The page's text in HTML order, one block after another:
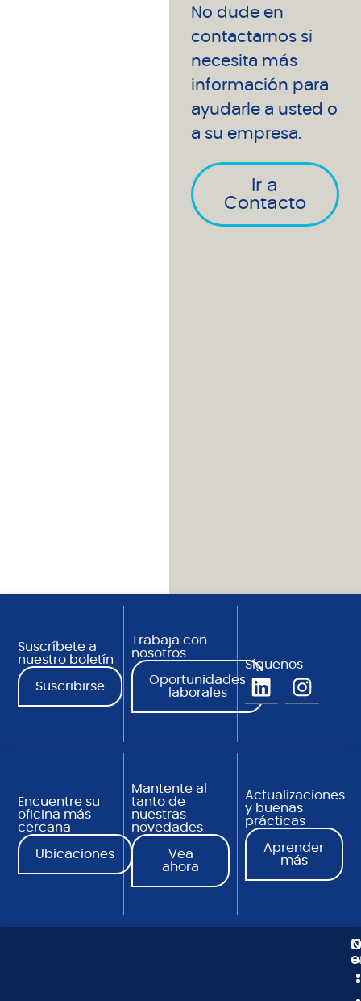
No dude en
contactarnos si
necesita más
información para
ayudarle a usted o
a su empresa.
Ir a
Contacto
Suscríbete a
nuestro boletín
Suscribirse
Trabaja con
nosotros
Oportunidades
laborales
Síguenos
Encuentre su
oficina más
cercana
Ubicaciones
Mantente al
tanto de
nuestras
novedades
Vea
ahora
Actualizaciones
y buenas
prácticas
Aprender
más